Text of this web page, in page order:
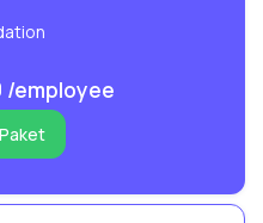
/employee